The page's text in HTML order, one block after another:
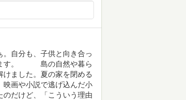
自分も、子供と向き合っ
ます。 島の自然や暮ら
ました。夏の家を閉める
映画や小説で逃げ込んだ小
のだけど、「こういう理由